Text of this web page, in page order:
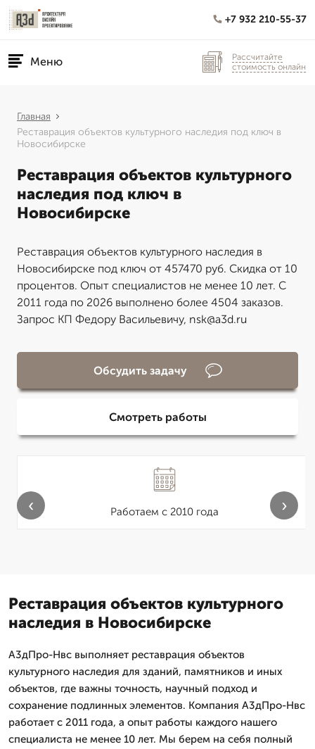
+7 932 210-55-37
Меню
Рассчитайте
стоимость онлайн
Главная
Реставрация объектов культурного наследия под ключ в
Новосибирске
Реставрация объектов культурного
наследия под ключ в
Новосибирске
Реставрация объектов культурного наследия в
Новосибирске под ключ от 457470 руб. Скидка от 10
процентов. Опыт специалистов не менее 10 лет. С
2011 года по 2026 выполнено более 4504 заказов.
Запрос КП Федору Васильевичу, nsk@a3d.ru
Обсудить задачу
Смотреть работы
Работаем с 2010 года
‹ ›
Реставрация объектов культурного
наследия в Новосибирске
А3дПро-Нвс выполняет реставрация объектов
культурного наследия для зданий, памятников и иных
объектов, где важны точность, научный подход и
сохранение подлинных элементов. Компания А3дПро-Нвс
работает с 2011 года, а опыт работы каждого нашего
специалиста не менее 10 лет. Мы берем на себя полный